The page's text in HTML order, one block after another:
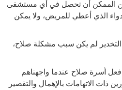
من الممكن أن تحصل في أي مستشفى
الذي أعطي للمريض، ولا يمكن
لم يكن سبب مشكلة صلاح،
أسرة صلاح عندما واجهناهم
ذات الاتهامات بالإهمال والتقصير